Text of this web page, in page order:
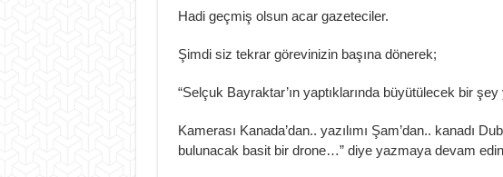
Hadi geçmiş olsun acar gazeteciler.
Şimdi siz tekrar görevinizin başına dönerek;
“Selçuk Bayraktar’ın yaptıklarında büyütülecek bir şey
Kamerası Kanada’dan.. yazılımı Şam’dan.. kanadı
bulunacak basit bir drone…” diye yazmaya devam